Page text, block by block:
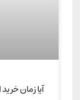
آیا زمان